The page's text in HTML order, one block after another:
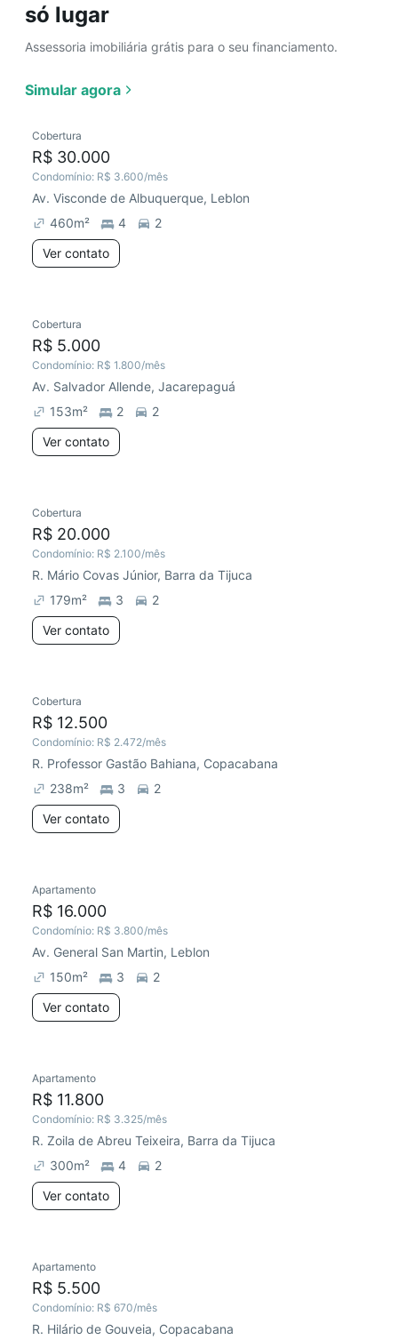
só lugar
Assessoria imobiliária grátis para o seu financiamento.
Simular agora
Cobertura
R$ 30.000
Condomínio: R$ 3.600/mês
Av. Visconde de Albuquerque, Leblon
460m² 4
2
Ver contato
Cobertura
R$ 5.000
Condomínio: R$ 1.800/mês
Av. Salvador Allende, Jacarepaguá
153m² 2
2
Ver contato
Cobertura
R$ 20.000
Condomínio: R$ 2.100/mês
R. Mário Covas Júnior, Barra da Tijuca
179m² 3
2
Ver contato
Cobertura
R$ 12.500
Condomínio: R$ 2.472/mês
R. Professor Gastão Bahiana, Copacabana
238m² 3
2
Ver contato
Apartamento
R$ 16.000
Condomínio: R$ 3.800/mês
Av. General San Martin, Leblon
150m² 3
2
Ver contato
Apartamento
R$ 11.800
Condomínio: R$ 3.325/mês
R. Zoila de Abreu Teixeira, Barra da Tijuca
300m² 4
2
Ver contato
Apartamento
R$ 5.500
Condomínio: R$ 670/mês
R. Hilário de Gouveia, Copacabana